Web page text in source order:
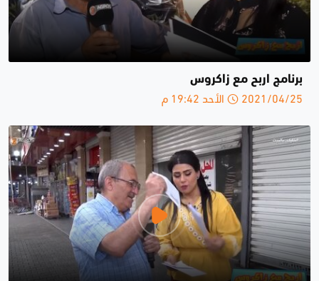
برنامج اربح مع زاكروس
2021/04/25 الأحد 19:42 م